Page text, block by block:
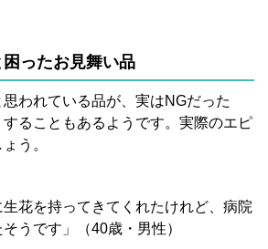
ったお見舞い品
われている品が、実はNGだった
ることもあるようです。実際のエピ
う。
生花を持ってきてくれたけれど、病院
うです」（40歳・男性）